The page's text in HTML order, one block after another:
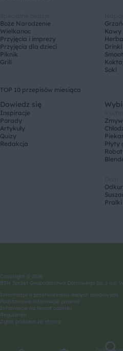
Boże Narodzenie
Wielkanoc
Przyjęcia i imprezy
Przyjęcia dla dzieci
Piknik
Grill
Kawy
Drinki
Soki
TOP 10 przepisów miesiąca
Dowiedz się
Inspiracje
Porady
Artykuły
Quizy
Redakcja
Płyty
Pralki
Copyright © 2026
BSH Sprzęt Gospodarstwa Domowego Sp. z o.o.
Informacje o przetwarzaniu danych osobowych
Podstawowe informacje prawne
Informacje na temat cookies
Regulamin
Zgłoś problem ze stroną